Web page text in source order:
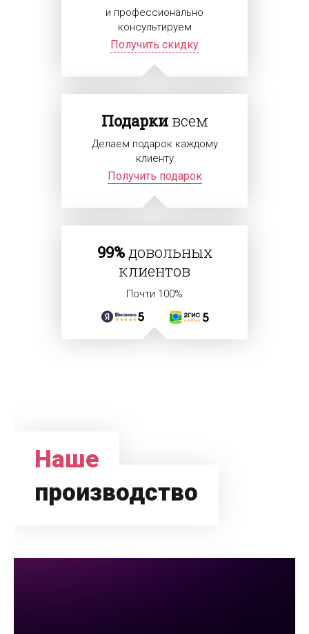
и профессионально
консультируем
Получить скидку
Подаркивсем
Делаем подарок каждому
клиенту
Получить подарок
99%довольных
клиентов
Почти 100%
Наше
производство